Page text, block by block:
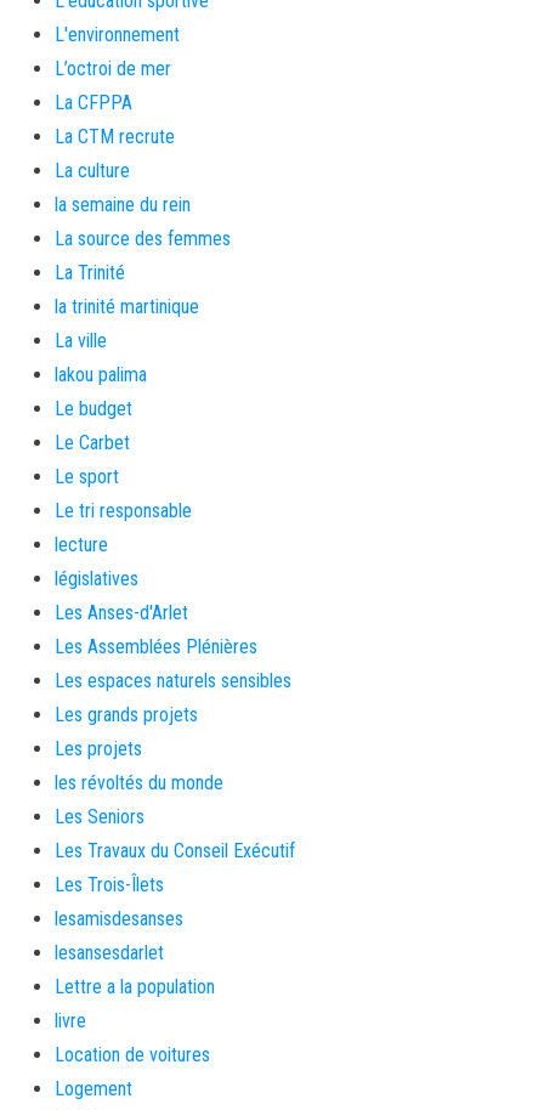
L'environnement
L’octroi de mer
La CFPPA
La CTM recrute
La culture
la semaine du rein
La source des femmes
La Trinité
la trinité martinique
La ville
lakou palima
Le budget
Le Carbet
Le sport
Le tri responsable
lecture
législatives
Les Anses-d'Arlet
Les Assemblées Plénières
Les espaces naturels sensibles
Les grands projets
Les projets
les révoltés du monde
Les Seniors
Les Travaux du Conseil Exécutif
Les Trois-Îlets
lesamisdesanses
lesansesdarlet
Lettre a la population
livre
Location de voitures
Logement